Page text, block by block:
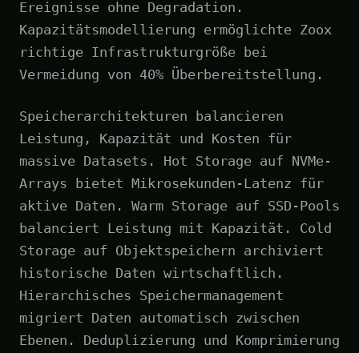
Ereignisse ohne Degradation.
Kapazitätsmodellierung ermöglichte Zoox
richtige Infrastrukturgröße bei
Vermeidung von 40% Überbereitstellung.
Speicherarchitekturen balancieren
Leistung, Kapazität und Kosten für
massive Datasets. Hot Storage auf NVMe-
Arrays bietet Mikrosekunden-Latenz für
aktive Daten. Warm Storage auf SSD-Pools
balanciert Leistung mit Kapazität. Cold
Storage auf Objektspeichern archiviert
historische Daten wirtschaftlich.
Hierarchisches Speichermanagement
migriert Daten automatisch zwischen
Ebenen. Deduplizierung und Komprimierung